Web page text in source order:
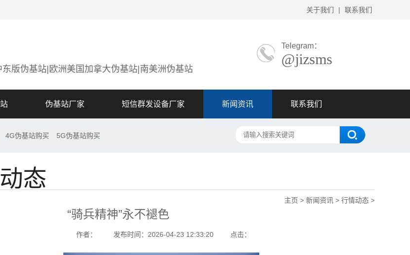
关于我们 | 联系我们
版伪基站|欧洲美国加拿大伪基站|南美洲伪基站
Telegram：
@jizsms
伪基站厂家 短信群发设备厂家 新闻资讯 联系我们
4G伪基站购买 5G伪基站购买
态
主页 > 新闻资讯 > 行情动态 >
“骑兵精神”永不褪色
作者： 发布时间：2026-04-23 12:33:20 点击：